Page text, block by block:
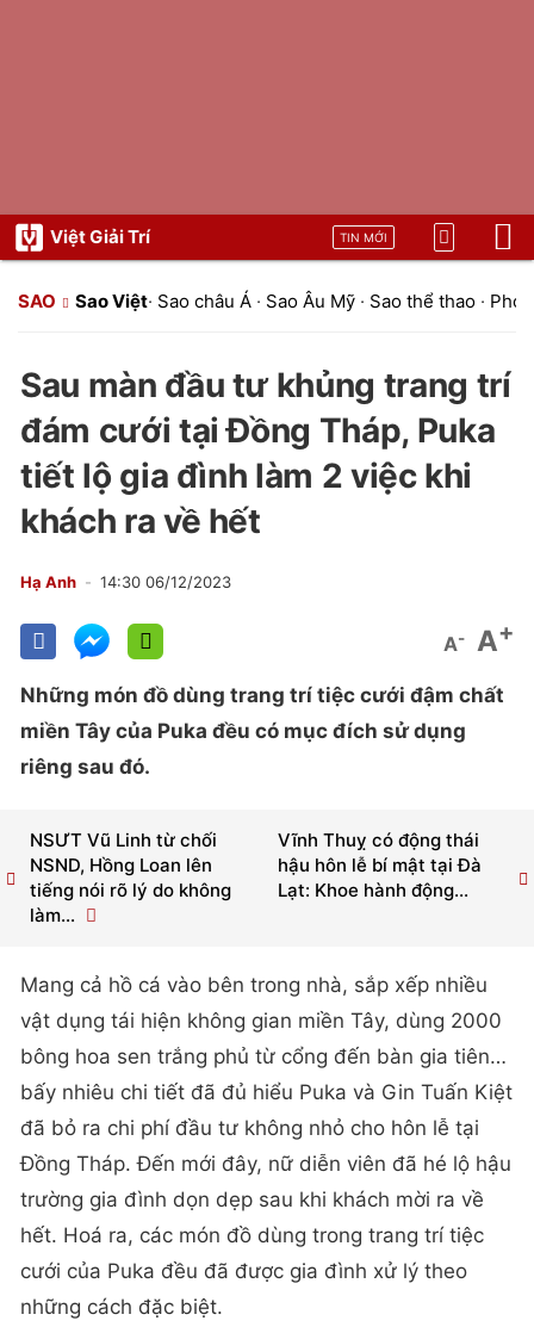
Việt Giải Trí TIN MỚI
SAO Sao Việt· Sao châu Á · Sao Âu Mỹ · Sao thể thao ·
Sau màn đầu tư khủng trang trí
đám cưới tại Đồng Tháp, Puka
tiết lộ gia đình làm 2 việc khi
khách ra về hết
Hạ Anh 14:30 06/12/2023
A- A+
Những món đồ dùng trang trí tiệc cưới đậm chất
miền Tây của Puka đều có mục đích sử dụng
riêng sau đó.
Vĩnh Thuỵ có động thái
hậu hôn lễ bí mật tại Đà
Lạt: Khoe hành động...
NSƯT Vũ Linh từ chối
NSND, Hồng Loan lên
tiếng nói rõ lý do không
làm...
Mang cả hồ cá vào bên trong nhà, sắp xếp nhiều
vật dụng tái hiện không gian miền Tây, dùng 2000
bông hoa sen trắng phủ từ cổng đến bàn gia tiên…
bấy nhiêu chi tiết đã đủ hiểu Puka và Gin Tuấn Kiệt
đã bỏ ra chi phí đầu tư không nhỏ cho hôn lễ tại
Đồng Tháp. Đến mới đây, nữ diễn viên đã hé lộ hậu
trường gia đình dọn dẹp sau khi khách mời ra về
hết. Hoá ra, các món đồ dùng trong trang trí tiệc
cưới của Puka đều đã được gia đình xử lý theo
những cách đặc biệt.